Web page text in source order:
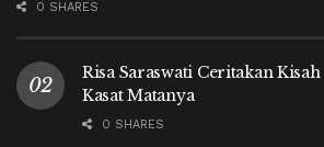
0 SHARES
Risa Saraswati Ceritakan
Kasat Matanya
0 SHARES